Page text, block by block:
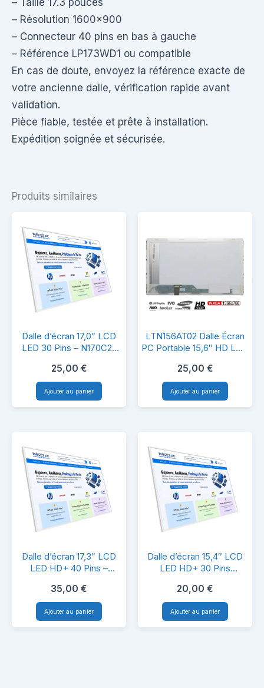
– Résolution 1600×900
– Connecteur 40 pins en bas à gauche
– Référence LP173WD1 ou compatible
En cas de doute, envoyez la référence exacte de
votre ancienne dalle, vérification rapide avant
validation.
Pièce fiable, testée et prête à installation.
Expédition soignée et sécurisée.
Produits similaires
Dalle
d’écran
17,0″
LCD
LED
N170C2-
L02
Rev.C1
–
PC
Portable
Dalle d’écran 17,0″ LCD
LED 30 Pins – N170C2-
PC Portable
25,00 €
Ajouter au panier
LTN156AT02
Dalle
Écran
PC
Portable
LED
40
Pins
LTN156AT02 Dalle Écran
PC Portable 15,6″ HD LCD
25,00 €
Ajouter au panier
Dalle
d’écran
17,3″
LCD
LED
Dalle d’écran 17,3″ LCD
LED HD+ 40 Pins –
Compatible PC Portable
35,00 €
Ajouter au panier
Dalle
d’écran
15,4″
LCD
LED
Dalle d’écran 15,4″ LCD
LED HD+ 30 Pins
LTN154X3-L01 –
Compatible PC Portable
20,00 €
Ajouter au panier